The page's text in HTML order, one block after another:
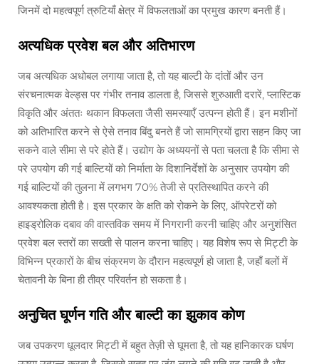
जिनमें दो महत्वपूर्ण त्रुटियाँ क्षेत्र में विफलताओं का प्रमुख कारण बनती हैं।
अत्यधिक प्रवेश बल और अतिभारण
जब अत्यधिक अधोबल लगाया जाता है, तो यह बाल्टी के दांतों और उन
संरचनात्मक वेल्ड्स पर गंभीर तनाव डालता है, जिससे शुरुआती दरारें, प्लास्टिक
विकृति और अंततः थकान विफलता जैसी समस्याएँ उत्पन्न होती हैं। इन मशीनों
को अतिभारित करने से ऐसे तनाव बिंदु बनते हैं जो सामग्रियों द्वारा सहन किए जा
सकने वाले सीमा से परे होते हैं। उद्योग के अध्ययनों से पता चलता है कि सीमा से
परे उपयोग की गई बाल्टियों को निर्माता के दिशानिर्देशों के अनुसार उपयोग की
गई बाल्टियों की तुलना में लगभग 70% तेजी से प्रतिस्थापित करने की
आवश्यकता होती है। इस प्रकार के क्षति को रोकने के लिए, ऑपरेटरों को
हाइड्रोलिक दबाव की वास्तविक समय में निगरानी करनी चाहिए और अनुशंसित
प्रवेश बल स्तरों का सख्ती से पालन करना चाहिए। यह विशेष रूप से मिट्टी के
विभिन्न प्रकारों के बीच संक्रमण के दौरान महत्वपूर्ण हो जाता है, जहाँ बलों में
चेतावनी के बिना ही तीव्र परिवर्तन हो सकता है।
अनुचित घूर्णन गति और बाल्टी का झुकाव कोण
जब उपकरण धूलदार मिट्टी में बहुत तेज़ी से घूमता है, तो यह हानिकारक घर्षण